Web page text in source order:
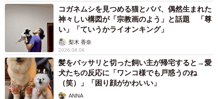
5/5
1980年代から90年代にかけて近畿地方を中心に展開した「バーガーシテ
ィ」（隼のぶをさん提供）
隼のぶをさん関連情報
Xアカウント：
https://x.com/HYBSNBW
コガネムシを見つめる猫とパパ、偶然生まれた
神々しい構図が「宗教画のよう」と話題 「尊
い」「ていうかライオンキング」
梨木 香奈
2026.08.06
髪をバッサリと切った飼い主が帰宅すると→愛
犬たちの反応に「ワンコ様でも戸惑うのね
（笑）」「困り顔がかわいい」
ANNA